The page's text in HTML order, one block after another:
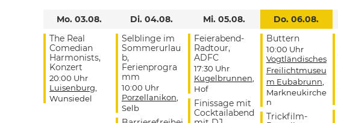
Mo. 03.08.
The Real
Comedian
Harmonists,
Konzert
20:00 Uhr
Luisenburg
Wunsiedel
Di. 04.08.
Selblinge im
Sommerurlau
b,
Ferienprogra
mm
10:00 Uhr
Porzellanikon
Selb
Mi. 05.08.
Feierabend-
Radtour,
ADFC
17:30 Uhr
Kugelbrunnen
Hof
Finissage mit
Cocktailabend
Do. 06.08.
Buttern
10:00 Uhr
Vogtländisches
Freilichtmuseu
m Eubabrunn
Markneukirche
n
Trickfilm-